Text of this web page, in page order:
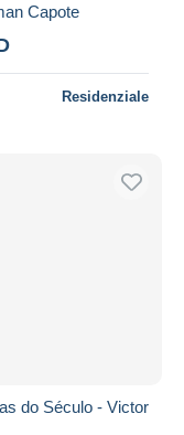
Capote
Residenziale
do Século - Victor